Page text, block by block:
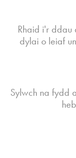
Rhaid i'r ddau
dylai o leiaf
Sylwch na fydd